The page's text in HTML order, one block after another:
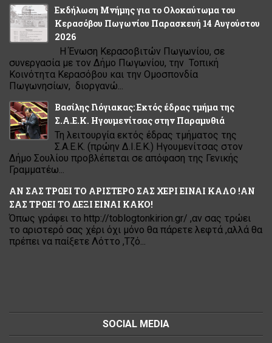
Εκδήλωση Μνήμης για το Ολοκαύτωμα του
Κερασόβου Πωγωνίου Παρασκευή 14 Αυγούστου
2026
Η Ένωση Κερασοβιτών Πωγωνίου, σε
συνεργασία με τον Δήμο Πωγωνίου, την Τοπική
Κοινότητα Κερασόβου και την Ομοσπονδία
Πωγωνησίων, διοργανώ...
Βασίλης Γιόγιακας: Εκτός έδρας τμήμα της
Σ.Α.Ε.Κ. Ηγουμενίτσας στην Παραμυθιά
Τη λειτουργία εκτός έδρας τμήματος της
Σ.Α.Ε.Κ. (πρώην Δ.Ι.Ε.Κ.) Ηγουμενίτσας στον
Δήμο Σουλίου προβλέπεται σε απόφαση της Γενικής
Γραμματέω...
ΑΝ ΣΑΣ ΤΡΩΕΙ ΤΟ ΑΡΙΣΤΕΡΟ ΣΑΣ ΧΕΡΙ ΕΙΝΑΙ ΚΑΛΟ !ΑΝ
ΣΑΣ ΤΡΩΕΙ ΤΟ ΔΕΞΙ ΕΙΝΑΙ ΚΑΚΟ!
Όπως γράφει το http://toblogtonkirion.gr/ ,αν σας τρώει
το αριστερό σας χέρι όχι μόνο θα πάρετε λεφτά ,αλλά θα
πρέπει να παίξετε Λόττο ,Τζό...
SOCIAL MEDIA